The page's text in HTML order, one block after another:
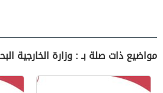
مواضيع ذات صلة بـ : وزارة الخارجية